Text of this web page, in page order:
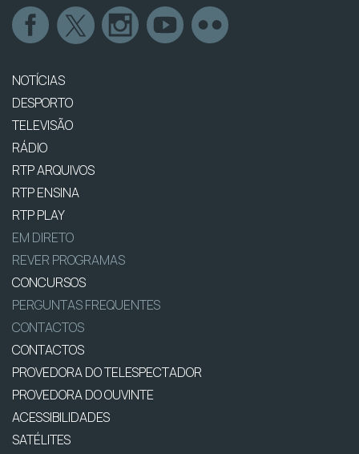
NOTÍCIAS
DESPORTO
TELEVISÃO
RÁDIO
RTP ARQUIVOS
RTP ENSINA
RTP PLAY
EM DIRETO
REVER PROGRAMAS
CONCURSOS
PERGUNTAS FREQUENTES
CONTACTOS
CONTACTOS
PROVEDORA DO TELESPECTADOR
PROVEDORA DO OUVINTE
ACESSIBILIDADES
SATÉLITES